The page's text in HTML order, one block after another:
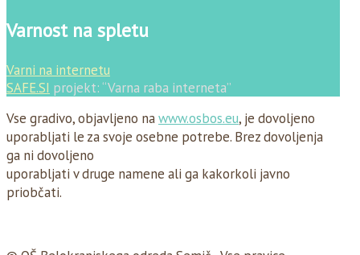
Varnost na spletu
Varni na internetu
SAFE.SI projekt: “Varna raba interneta”
Vse gradivo, objavljeno nawww.osbos.eu, je dovoljeno
uporabljati le za svoje osebne potrebe. Brez dovoljenja
ga ni dovoljeno
uporabljati v druge namene ali ga kakorkoli javno
priobčati.